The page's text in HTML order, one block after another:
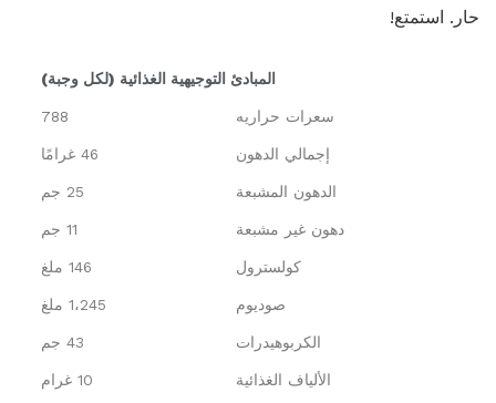
حار. استمتع!
المبادئ التوجيهية الغذائية (لكل وجبة)
سعرات حراريه 788
إجمالي الدهون 46 غرامًا
الدهون المشبعة 25 جم
دهون غير مشبعة 11 جم
كولسترول 146 ملغ
صوديوم 1،245 ملغ
الكربوهيدرات 43 جم
الألياف الغذائية 10 غرام